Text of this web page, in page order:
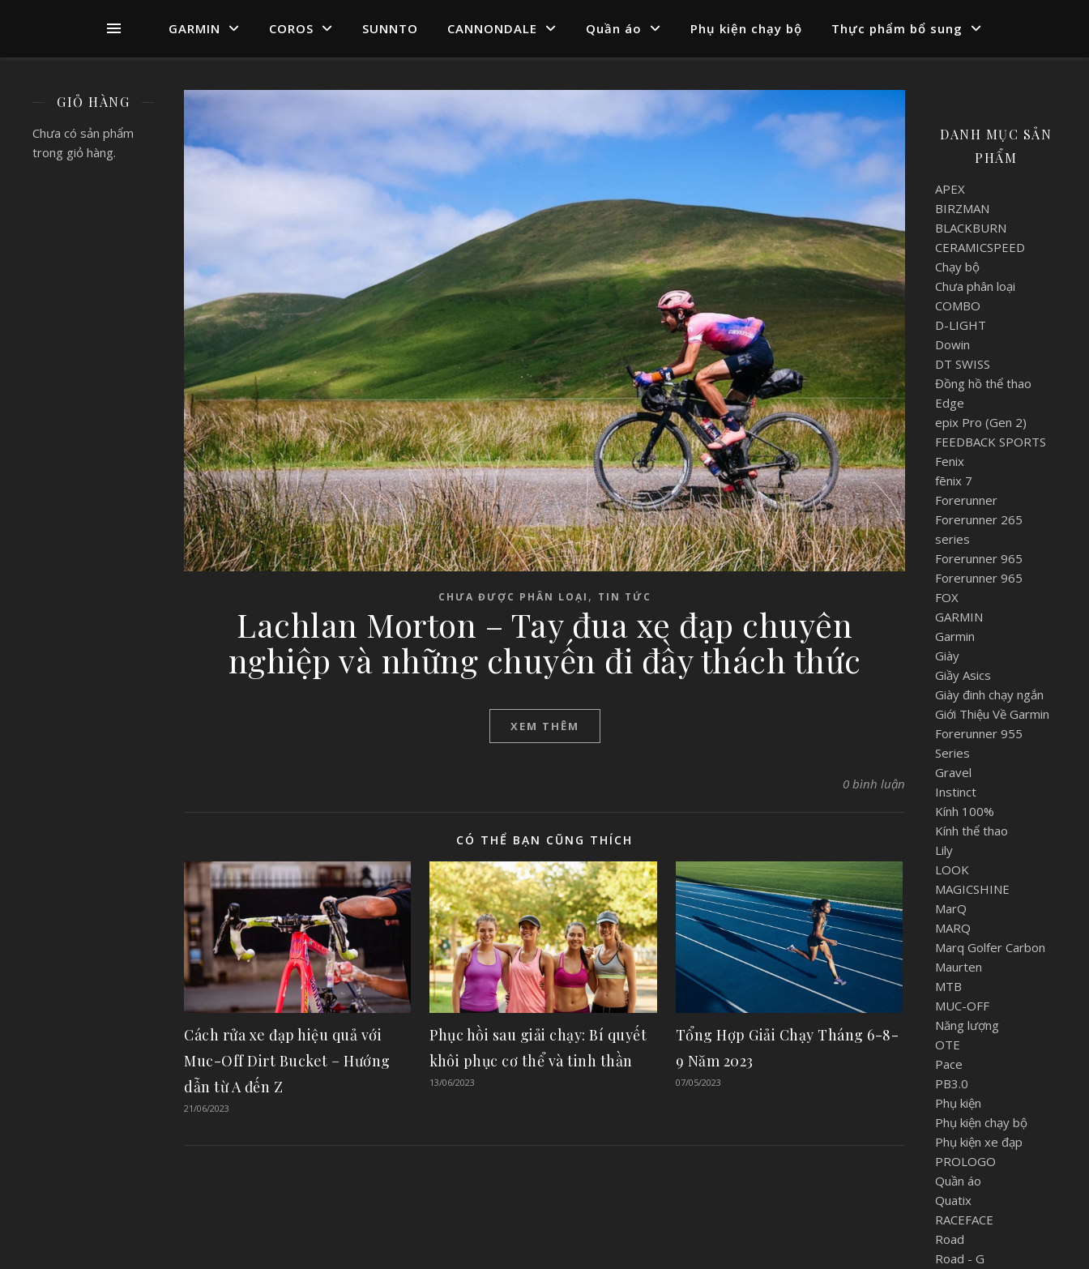
GARMIN COROS SUNNTO CANNONDALE Quần áo Phụ kiện chạy bộ Thực phẩm bổ sung
GIỎ HÀNG
Chưa có sản phẩm
trong giỏ hàng.
CHƯA ĐƯỢC PHÂN LOẠI , TIN TỨC
Lachlan Morton – Tay đua xe đạp chuyên
nghiệp và những chuyến đi đầy thách thức
XEM THÊM
0 bình luận
CÓ THỂ BẠN CŨNG THÍCH
Cách rửa xe đạp hiệu quả với
Muc-Off Dirt Bucket – Hướng
dẫn từ A đến Z
21/06/2023
Phục hồi sau giải chạy: Bí quyết
khôi phục cơ thể và tinh thần
13/06/2023
Tổng Hợp Giải Chạy Tháng 6-8-
9 Năm 2023
07/05/2023
DANH MỤC SẢN
PHẨM
APEX
BIRZMAN
BLACKBURN
CERAMICSPEED
Chạy bộ
Chưa phân loại
COMBO
D-LIGHT
Dowin
DT SWISS
Đồng hồ thể thao
Edge
epix Pro (Gen 2)
FEEDBACK SPORTS
Fenix
fēnix 7
Forerunner
Forerunner 265
series
Forerunner 965
Forerunner 965
FOX
GARMIN
Garmin
Giày
Giầy Asics
Giày đinh chạy ngắn
Giới Thiệu Về Garmin
Forerunner 955
Series
Gravel
Instinct
Kính 100%
Kính thể thao
Lily
LOOK
MAGICSHINE
MarQ
MARQ
Marq Golfer Carbon
Maurten
MTB
MUC-OFF
Năng lượng
OTE
Pace
PB3.0
Phụ kiện
Phụ kiện chạy bộ
Phụ kiện xe đạp
PROLOGO
Quần áo
Quatix
RACEFACE
Road
Road - G